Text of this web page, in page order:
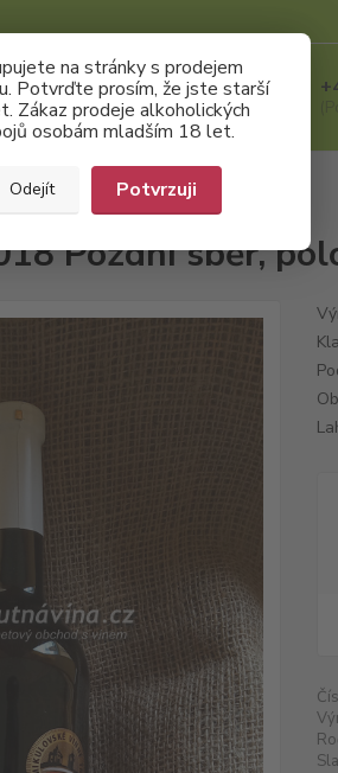
na stránky s prodejem
Potvrďte prosím, že jste starší
Zákaz prodeje alkoholických
osobám mladším 18 let.
Odejít Potvrzuji
Hledat
2018 Pozdní sběr, polosuché, Blažek
Pozdní sběr,